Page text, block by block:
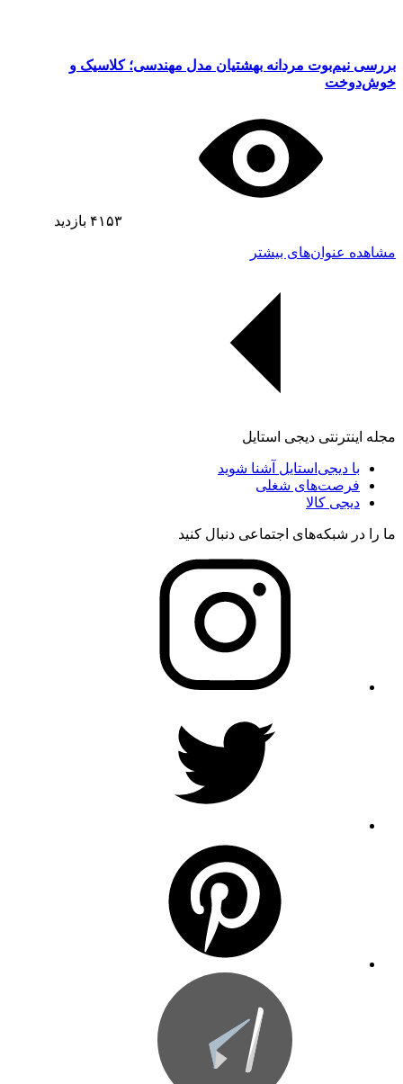
بررسی نیم‌بوت مردانه بهشتیان مدل مهندسی؛ کلاسیک و
خوش‌دوخت
۴۱۵۳ بازدید
مشاهده عنوان‌های بیشتر
مجله اینترنتی دیجی استایل
با دیجی‌استایل آشنا شوید
فرصت‌های شغلی
دیجی کالا
ما را در شبکه‌های اجتماعی دنبال کنید